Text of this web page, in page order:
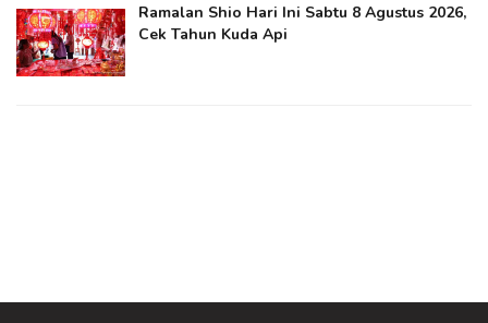
Ramalan Shio Hari Ini Sabtu 8 Agustus 2026,
Cek Tahun Kuda Api